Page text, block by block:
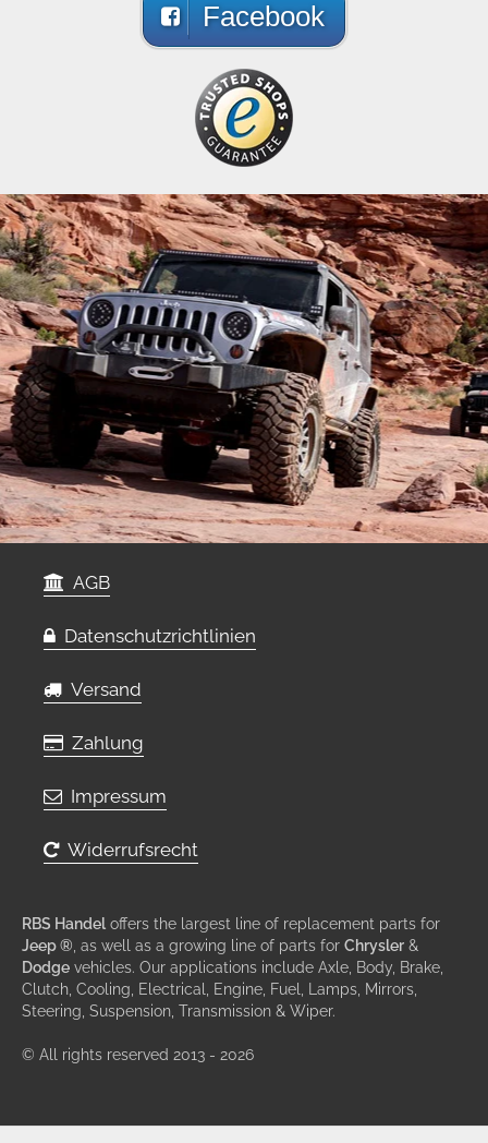
Facebook
AGB
Datenschutzrichtlinien
Versand
Zahlung
Impressum
Widerrufsrecht
RBS Handel offers the largest line of replacement parts for
Jeep ® , as well as a growing line of parts for Chrysler &
Dodge vehicles. Our applications include Axle, Body, Brake,
Clutch, Cooling, Electrical, Engine, Fuel, Lamps, Mirrors,
Steering, Suspension, Transmission & Wiper.
© All rights reserved 2013 - 2026